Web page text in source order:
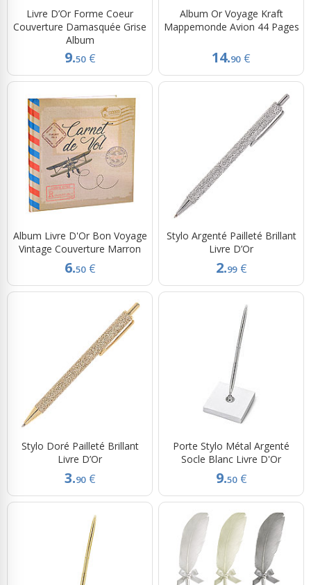
Livre D’Or Forme Coeur
Couverture Damasquée Grise
Album
9.50 €
Album Or Voyage Kraft
Mappemonde Avion 44 Pages
14.90 €
Album Livre D'Or Bon Voyage
Vintage Couverture Marron
6.50 €
Stylo Argenté Pailleté Brillant
Livre D’Or
2.99 €
Stylo Doré Pailleté Brillant
Livre D’Or
3.90 €
Porte Stylo Métal Argenté
Socle Blanc Livre D'Or
9.50 €